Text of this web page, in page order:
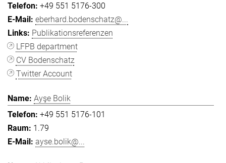
+49 551 5176-300
eberhard.bodenschatz@...
Publikationsreferenzen
LFPB department
CV Bodenschatz
Twitter Account
Ayşe Bolik
+49 551 5176-101
1.79
ayse.bolik@...